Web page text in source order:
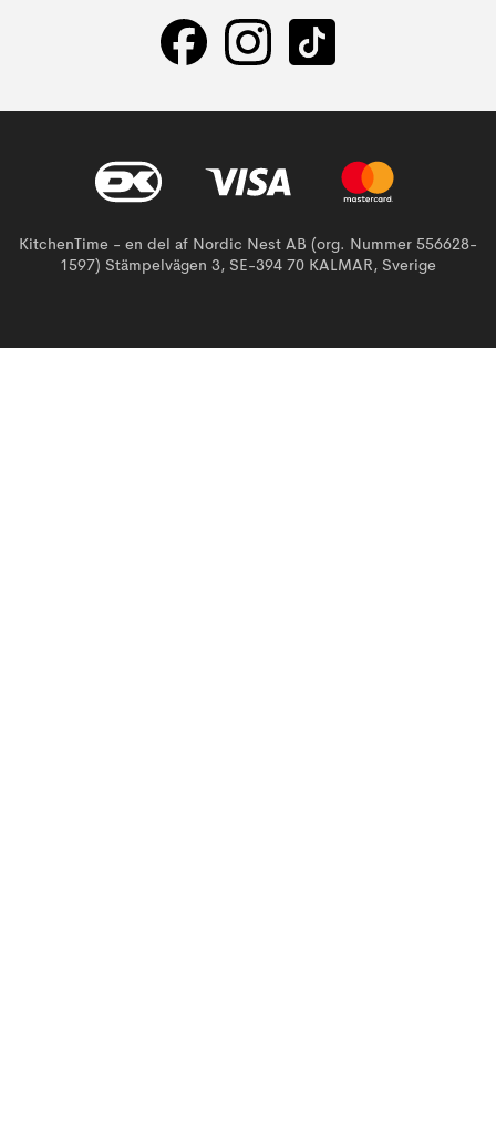
KitchenTime - en del af Nordic Nest AB (org. Nummer 556628-
1597) Stämpelvägen 3, SE-394 70 KALMAR, Sverige